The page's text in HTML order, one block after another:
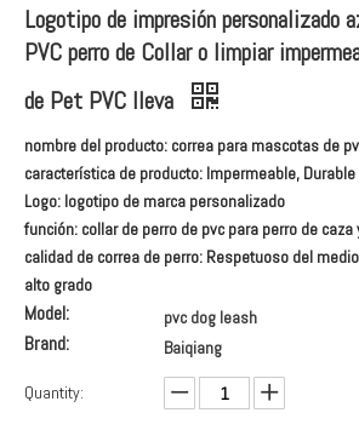
Logotipo de impresión personalizado
PVC perro de Collar o limpiar
de Pet PVC lleva
nombre del producto: correa para mascotas de
característica de producto: Impermeable,
Logo: logotipo de marca personalizado
función: collar de perro de pvc para perro de
calidad de correa de perro: Respetuoso del
alto grado
Model: pvc dog leash
Brand: Baiqiang
Quantity: